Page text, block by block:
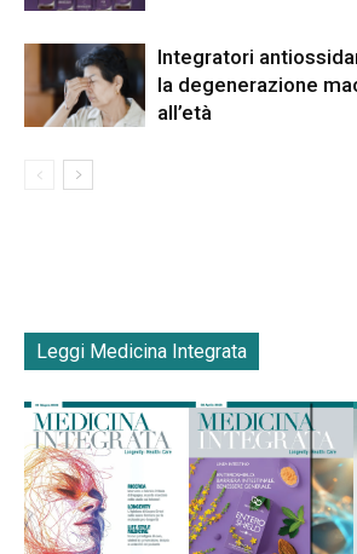
Integratori
la degenerazione
all’età
Leggi Medicina Integrata